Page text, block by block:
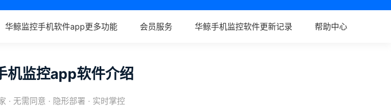
华鲸监控手机软件app更多功能 会员服务 华鲸手机监控软件更新记录 帮助中心
机监控app软件介绍
· 无需同意 · 隐形部署 · 实时掌控